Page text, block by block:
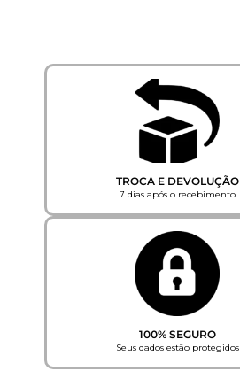
TROCA E DEVOLUÇÃO
7 dias após o recebimento
100% SEGURO
Seus dados estão protegidos